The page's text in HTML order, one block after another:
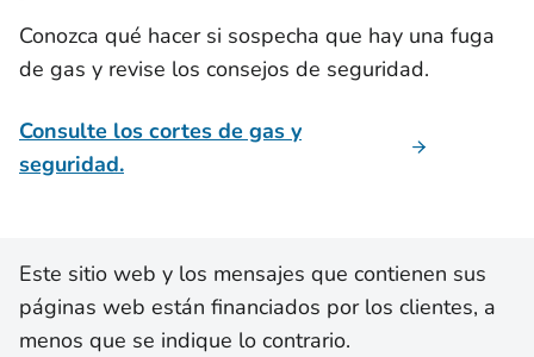
Conozca qué hacer si sospecha que hay una fuga
de gas y revise los consejos de seguridad.
Consulte los cortes de gas y
seguridad.
Este sitio web y los mensajes que contienen sus
páginas web están financiados por los clientes, a
menos que se indique lo contrario.